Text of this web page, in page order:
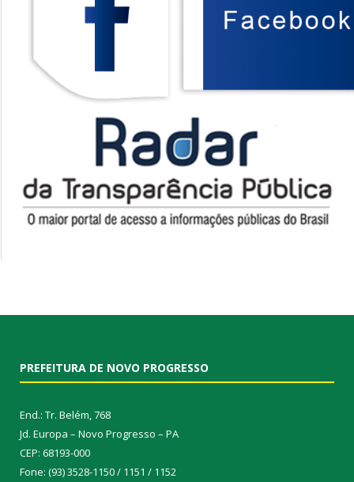
PREFEITURA DE NOVO PROGRESSO
End.: Tr. Belém, 768
Jd. Europa – Novo Progresso – PA
CEP: 68193-000
Fone: (93) 3528-1150 / 1151 / 1152